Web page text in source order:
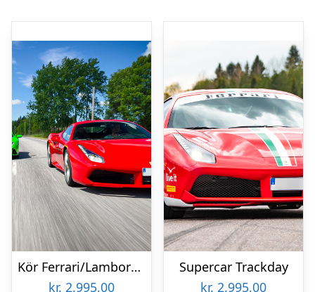
Kör Ferrari/Lamborghini Premium
kr. 2.995,00
Supercar Trackday
kr. 2.995,00